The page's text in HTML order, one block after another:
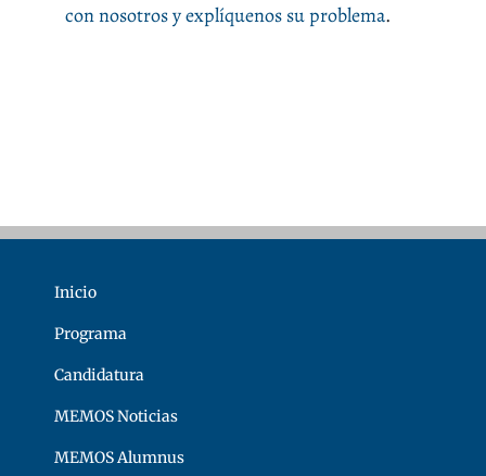
con nosotros y explíquenos su problema.
Inicio
Programa
Candidatura
MEMOS Noticias
MEMOS Alumnus